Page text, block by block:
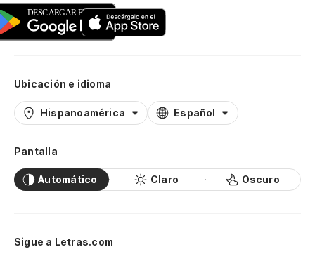
Ubicación e idioma
Hispanoamérica Español
Pantalla
Automático Claro Oscuro
Sigue a Letras.com